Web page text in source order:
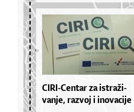
CI­RI­-Cen­tar za is­tra­ži­
va­nje, ra­zvoj i ino­va­ci­je